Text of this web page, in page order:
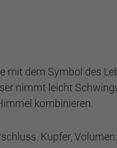
mit dem Symbol des
nimmt leicht
kombinieren.
Kupfer,